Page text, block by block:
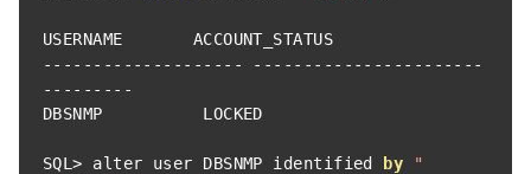
--------------------
-----------------------
---------
DBSNMP          LOCKED
SQL> alter user DBSNMP identified by
"